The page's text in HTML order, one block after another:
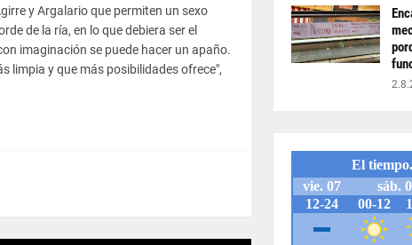
y Argalario que permiten un sexo
de la ría, en lo que debiera ser el
imaginación se puede hacer un apaño.
limpia y que más posibilidades ofrece",